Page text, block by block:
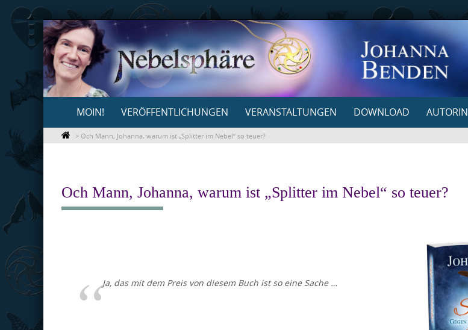
Skip
to
content
content
MOIN! VERÖFFENTLICHUNGEN VERANSTALTUNGEN DOWNLOAD AUTORIN
> Och Mann, Johanna, warum ist „Splitter im Nebel“ so teuer?
Och Mann, Johanna, warum ist „Splitter im Nebel“ so teuer?
Ja, das mit dem Preis von diesem Buch ist so eine Sache …